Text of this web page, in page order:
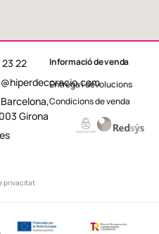
22
Girona
privacitat
Informació de venda
Entrega i devolucions
Condicions de venda